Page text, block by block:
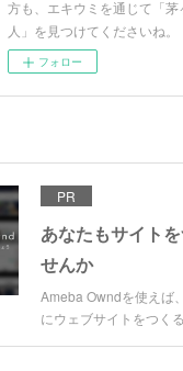
方も、エキウミを通じて「
人」を見つけてくださいね。
フォロー
PR
あなたもサイト
せんか
Ameba Owndを使えば
にウェブサイトをつく